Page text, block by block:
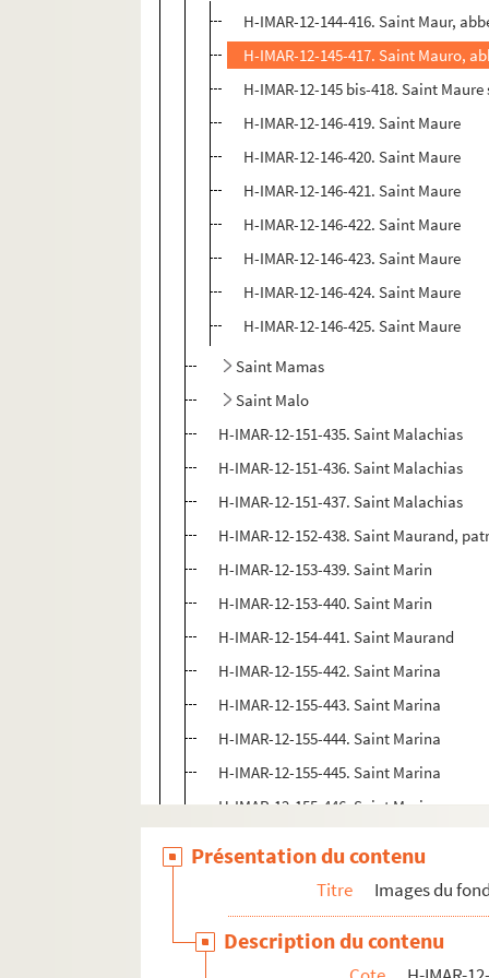
H-IMAR-12-144-416. Saint Maur,
H-IMAR-12-145-417. Saint Mauro,
H-IMAR-12-145 bis-418. Saint
H-IMAR-12-146-419. Saint Maure
H-IMAR-12-146-420. Saint Maure
H-IMAR-12-146-421. Saint Maure
H-IMAR-12-146-422. Saint Maure
H-IMAR-12-146-423. Saint Maure
H-IMAR-12-146-424. Saint Maure
H-IMAR-12-146-425. Saint Maure
Saint Mamas
Saint Malo
H-IMAR-12-151-435. Saint Malachias
H-IMAR-12-151-436. Saint Malachias
H-IMAR-12-151-437. Saint Malachias
H-IMAR-12-152-438. Saint Maurand,
H-IMAR-12-153-439. Saint Marin
H-IMAR-12-153-440. Saint Marin
H-IMAR-12-154-441. Saint Maurand
H-IMAR-12-155-442. Saint Marina
H-IMAR-12-155-443. Saint Marina
H-IMAR-12-155-444. Saint Marina
H-IMAR-12-155-445. Saint Marina
H-IMAR-12-155-446. Saint Marina
H-IMAR-12-157-455. Saint Machire le
Présentation du contenu
Titre Images du
Description du contenu